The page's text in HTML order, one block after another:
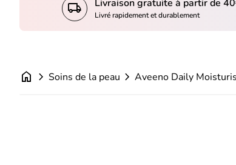
local_shipping Livraison gratuite à partir de
Livré rapidement et durablement
home chevron_right Soins de la peau chevron_right Aveeno Daily